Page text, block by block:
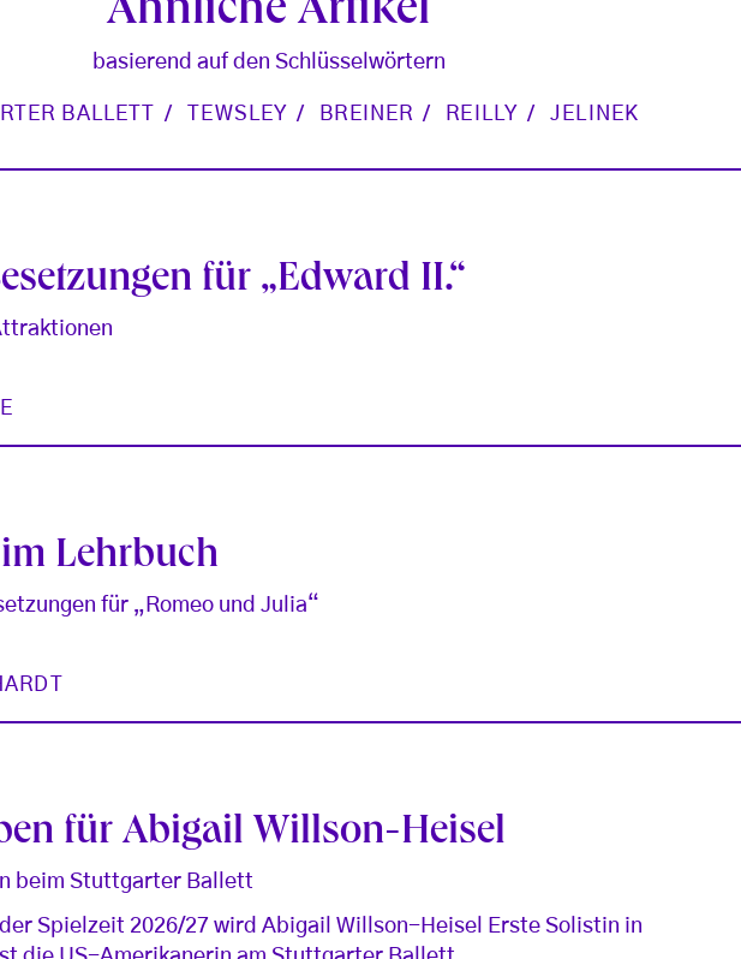
Ähnliche Artikel
basierend auf den Schlüsselwörtern
BALLETT TEWSLEY BREINER REILLY JELINEK
für „Edward II.“
Lehrbuch
für „Romeo und Julia“
für Abigail Willson-Heisel
beim Stuttgarter Ballett
Spielzeit 2026/27 wird Abigail Willson-Heisel Erste Solistin in